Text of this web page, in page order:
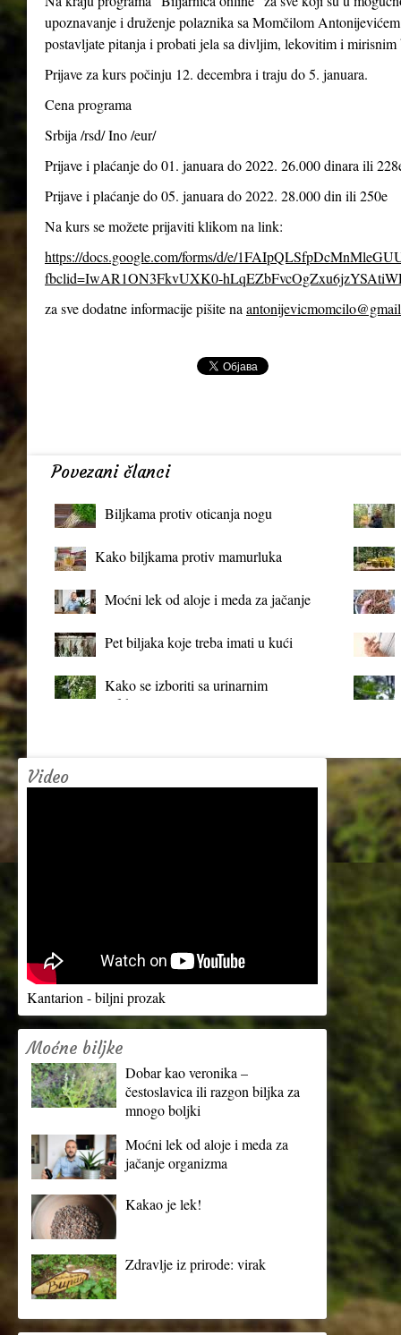
upoznavanje i druženje polaznika sa Momčilom
postavljate pitanja i probati jela sa divljim, lekovitim i
Prijave za kurs počinju 12. decembra i traju do 5. januara.
Cena programa
Srbija /rsd/ Ino /eur/
Prijave i plaćanje do 01. januara do 2022. 26.000 dinara ili
Prijave i plaćanje do 05. januara do 2022. 28.000 din ili 250e
Na kurs se možete prijaviti klikom na link:
https://docs.google.com/forms/d/e/
fbclid=IwAR1ON3FkvUXK0-
za sve dodatne informacije pišite na
Povezani članci
Biljkama protiv oticanja nogu
Kako biljkama protiv mamurluka
Moćni lek od aloje i meda za jačanje
Pet biljaka koje treba imati u kući
Kako se izboriti sa urinarnim
infekcijama?
Video
Kantarion - biljni prozak
Moćne biljke
Dobar kao veronika –
čestoslavica ili razgon biljka za
mnogo boljki
Moćni lek od aloje i meda za
jačanje organizma
Kakao je lek!
Zdravlje iz prirode: virak